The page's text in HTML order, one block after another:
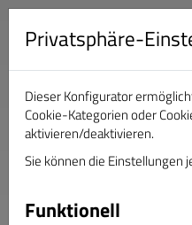
Verband
Privatsphäre-
Dieser Konfigurator
Cookie-Kategorien oder
aktivieren/deaktivieren.
Sie können die Einstellungen
Funktionell